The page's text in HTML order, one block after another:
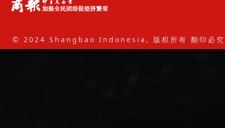
© 2024 Shangbao Indonesia, 版权所有 翻印必